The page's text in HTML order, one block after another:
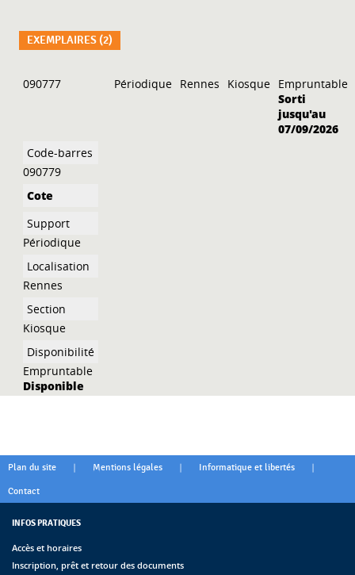
EXEMPLAIRES (2)
Liste des exemplaires
090777 Périodique Rennes Kiosque Empruntable
Sorti
jusqu'au
07/09/2026
090779
Périodique
Rennes
Kiosque
Empruntable
Disponible
Plan du site | Mentions légales | Informatique et libertés |
Contact
INFOS PRATIQUES
Accès et horaires
Inscription, prêt et retour des documents